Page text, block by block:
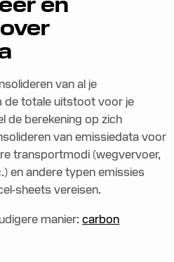
van al je
de totale uitstoot voor je
de berekening op zich
van emissiedata voor
transportmodi (wegvervoer,
en andere typen emissies
sheets vereisen.
manier:carbon